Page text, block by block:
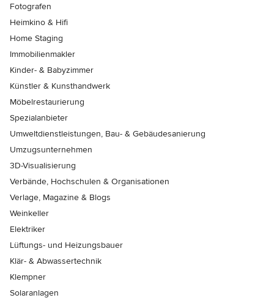
Fotografen
Heimkino & Hifi
Home Staging
Immobilienmakler
Kinder- & Babyzimmer
Künstler & Kunsthandwerk
Möbelrestaurierung
Spezialanbieter
Umweltdienstleistungen, Bau- & Gebäudesanierung
Umzugsunternehmen
3D-Visualisierung
Verbände, Hochschulen & Organisationen
Verlage, Magazine & Blogs
Weinkeller
Elektriker
Lüftungs- und Heizungsbauer
Klär- & Abwassertechnik
Klempner
Solaranlagen